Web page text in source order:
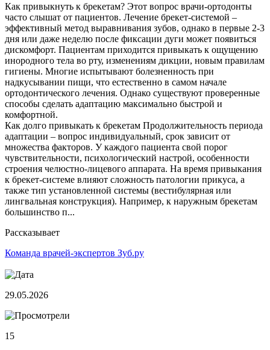
Как привыкнуть к брекетам? Этот вопрос врачи-ортодонты
часто слышат от пациентов. Лечение брекет-системой –
эффективный метод выравнивания зубов, однако в первые 2-3
дня или даже неделю после фиксации дуги может появиться
дискомфорт. Пациентам приходится привыкать к ощущению
инородного тела во рту, изменениям дикции, новым правилам
гигиены. Многие испытывают болезненность при
надкусывании пищи, что естественно в самом начале
ортодонтического лечения. Однако существуют проверенные
способы сделать адаптацию максимально быстрой и
комфортной.
Как долго привыкать к брекетам Продолжительность периода
адаптации – вопрос индивидуальный, срок зависит от
множества факторов. У каждого пациента свой порог
чувствительности, психологический настрой, особенности
строения челюстно-лицевого аппарата. На время привыкания
к брекет-системе влияют сложность патологии прикуса, а
также тип установленной системы (вестибулярная или
лингвальная конструкция). Например, к наружным брекетам
большинство п...
Рассказывает
Команда врачей-экспертов Зуб.ру
29.05.2026
15